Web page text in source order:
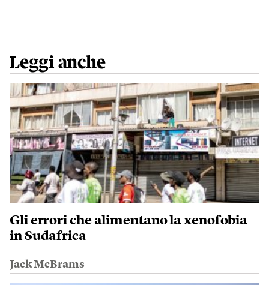
Leggi anche
Gli errori che alimentano la xenofobia
in Sudafrica
Jack McBrams